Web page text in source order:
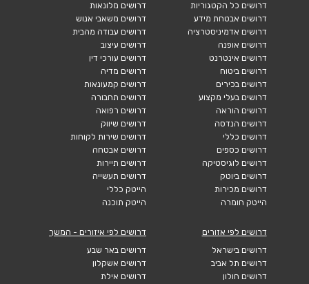
דרושים כל הקטגוריות
דרושים אבטחת מידע
דרושים אדמיניסטרציה
דרושים אופנה
דרושים אינטרנט
דרושים ביטוח
דרושים בכירים
דרושים בעלי מקצוע
דרושים הוראה
דרושים הנדסה
דרושים כללי
דרושים כספים
דרושים לוגיסטיקה
דרושים ביוטק
דרושים מכירות
הייטק חומרה
דרושים מלונאות
דרושים משאבי אנוש
דרושים עבודה מהבית
דרושים עיצוב
דרושים עורכי דין
דרושים מדיה
דרושים קמעונאות
דרושים תחבורה
דרושים רפואה
דרושים שיווק
דרושים שירות לקוחות
דרושים אבטחה
דרושים תיירות
דרושים תעשייה
הייטק כללי
הייטק תוכנה
דרושים לפי אזורים
דרושים בישראל
דרושים תל אביב
דרושים חולון
דרושים לפי איזורים - המשך
דרושים באר שבע
דרושים אשקלון
דרושים אילת